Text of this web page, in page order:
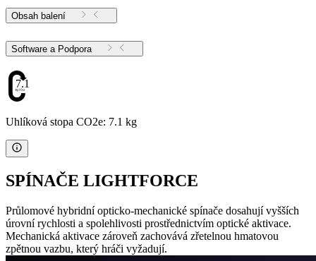
Obsah balení
Software a Podpora
7.1
Uhlíková stopa CO2e: 7.1 kg
SPÍNAČE LIGHTFORCE
Průlomové hybridní opticko-mechanické spínače dosahují vyšších
úrovní rychlosti a spolehlivosti prostřednictvím optické aktivace.
Mechanická aktivace zároveň zachovává zřetelnou hmatovou
zpětnou vazbu, který hráči vyžadují.